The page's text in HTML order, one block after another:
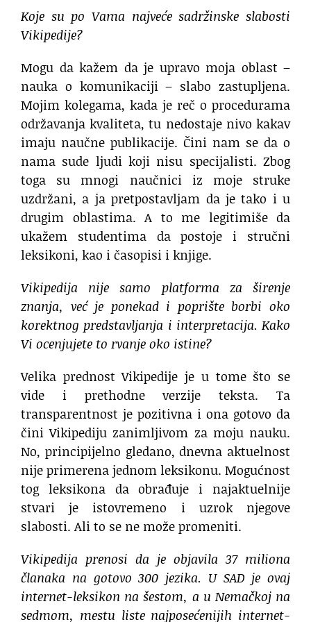
Koje su po Vama najveće sadržinske slabosti
Vikipedije?
Mogu da kažem da je upravo moja oblast –
nauka o komunikaciji – slabo zastupljena.
Mojim kolegama, kada je reč o procedurama
održavanja kvaliteta, tu nedostaje nivo kakav
imaju naučne publikacije. Čini nam se da o
nama sude ljudi koji nisu specijalisti. Zbog
toga su mnogi naučnici iz moje struke
uzdržani, a ja pretpostavljam da je tako i u
drugim oblastima. A to me legitimiše da
ukažem studentima da postoje i stručni
leksikoni, kao i časopisi i knjige.
Vikipedija nije samo platforma za širenje
znanja, već je ponekad i poprište borbi oko
korektnog predstavljanja i interpretacija. Kako
Vi ocenjujete to rvanje oko istine?
Velika prednost Vikipedije je u tome što se
vide i prethodne verzije teksta. Ta
transparentnost je pozitivna i ona gotovo da
čini Vikipediju zanimljivom za moju nauku.
No, principijelno gledano, dnevna aktuelnost
nije primerena jednom leksikonu. Mogućnost
tog leksikona da obrađuje i najaktuelnije
stvari je istovremeno i uzrok njegove
slabosti. Ali to se ne može promeniti.
Vikipedija prenosi da je objavila 37 miliona
članaka na gotovo 300 jezika. U SAD je ovaj
internet-leksikon na šestom, a u Nemačkoj na
sedmom, mestu liste najposećenijih internet-